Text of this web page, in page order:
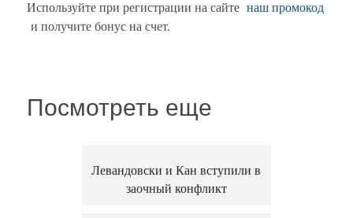
Используйте при регистрации на сайте наш промокод
и получите бонус на счет.
Посмотреть еще
Левандовски и Кан вступили в
заочный конфликт